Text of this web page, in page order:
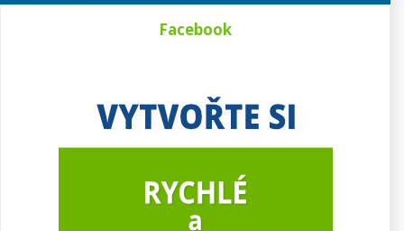
Facebook